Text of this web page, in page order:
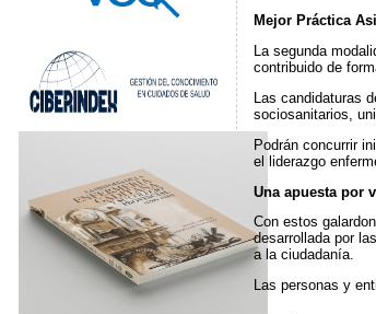
Mejor Práctica
La segunda
contribuido de
Las candidaturas
sociosanitarios,
Podrán concurrir
el liderazgo
Una apuesta por
Con estos
desarrollada por
a la ciudadanía.
Las personas y